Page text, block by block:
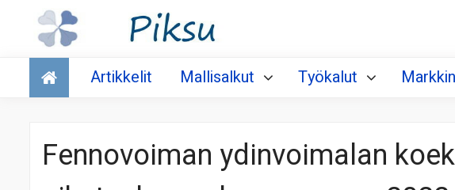
Talous
Artikkelit Mallisalkut Työkalut
Fennovoiman ydinvoimalan